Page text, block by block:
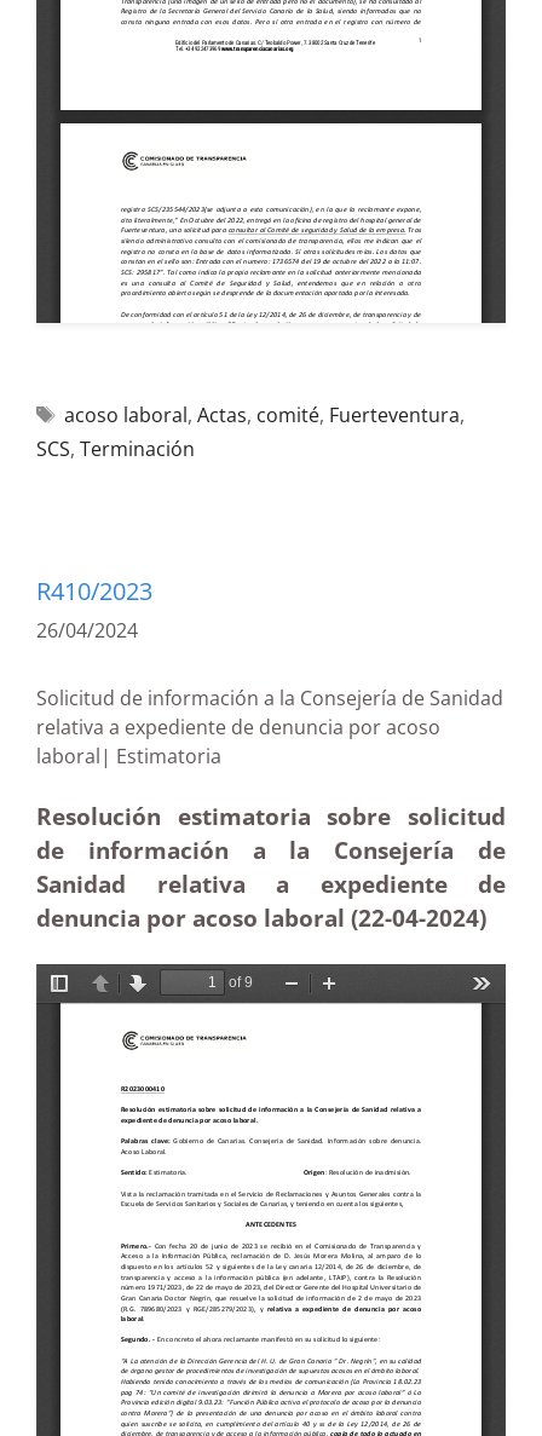
acoso laboral, Actas, comité, Fuerteventura,
SCS, Terminación
R410/2023
26/04/2024
Solicitud de información a la Consejería de Sanidad
relativa a expediente de denuncia por acoso
laboral| Estimatoria
Resolución estimatoria sobre solicitud
de información a la Consejería de
Sanidad relativa a expediente de
denuncia por acoso laboral (22-04-2024)